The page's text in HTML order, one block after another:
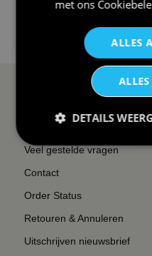
SERVICE EN INFO
Reviews
Veel gestelde vragen
Contact
Order Status
Retouren & Annuleren
Uitschrijven nieuwsbrief
met ons
ALLES
DETAILS